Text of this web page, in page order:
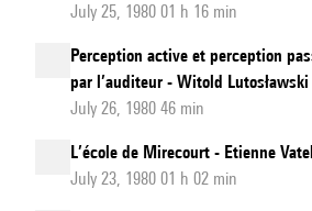
July 25, 1980 01 h 16 min
Perception active et perception
par l’auditeur - Witold Lutosławski
July 26, 1980 46 min
L’école de Mirecourt - Etienne
July 23, 1980 01 h 02 min